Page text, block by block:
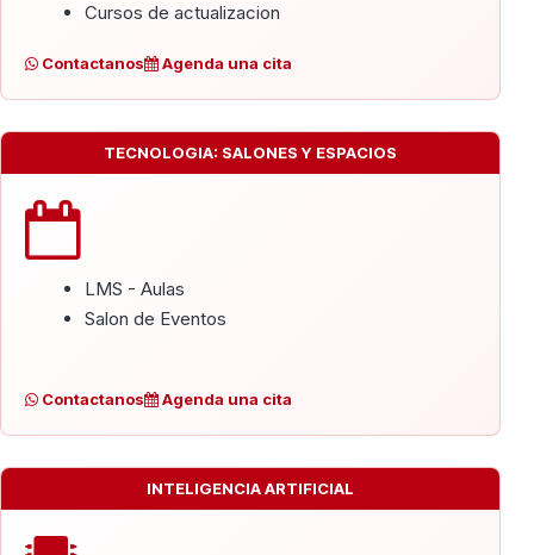
Cursos de actualizacion
Contactanos Agenda una cita
TECNOLOGIA: SALONES Y ESPACIOS
LMS - Aulas
Salon de Eventos
Contactanos Agenda una cita
INTELIGENCIA ARTIFICIAL